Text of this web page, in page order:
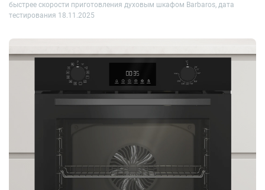
быстрее скорости приготовления духовым шкафом Barbaros, дата
тестирования 18.11.2025